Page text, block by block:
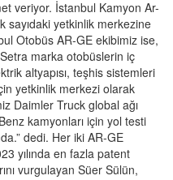
veriyor. İstanbul Kamyon Ar-
sayıdaki yetkinlik merkezine
Otobüs AR-GE ekibimiz ise,
marka otobüslerin iç
altyapısı, teşhis sistemleri
yetkinlik merkezi olarak
Daimler Truck global ağı
kamyonları için yol testi
dedi. Her iki AR-GE
yılında en fazla patent
vurgulayan Süer Sülün,